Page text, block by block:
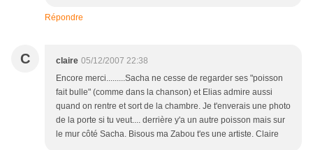
Répondre
C claire 05/12/2007 22:38
Encore merci.........Sacha ne cesse de regarder ses "poisson
fait bulle" (comme dans la chanson) et Elias admire aussi
quand on rentre et sort de la chambre. Je t'enverais une photo
de la porte si tu veut.... derrière y'a un autre poisson mais sur
le mur côté Sacha. Bisous ma Zabou t'es une artiste. Claire